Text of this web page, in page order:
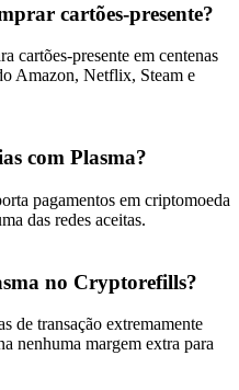
cartões-presente?
cartões-presente em centenas
Amazon, Netflix, Steam e
com Plasma?
pagamentos em criptomoeda
das redes aceitas.
no Cryptorefills?
de transação extremamente
nenhuma margem extra para